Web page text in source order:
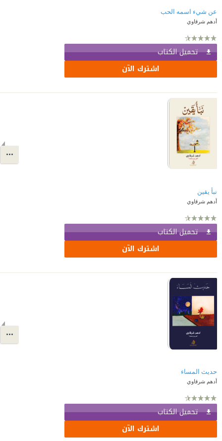
عن شيء اسمه الحب
أدهم شرقاوي
تحميل الكتاب
اشترك الآن
نبأ يقين
أدهم شرقاوي
تحميل الكتاب
اشترك الآن
حديث المساء
أدهم شرقاوي
تحميل الكتاب
اشترك الآن